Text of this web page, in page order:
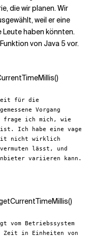
die wir planen. Wir
weil er eine
haben könnten.
von Java 5 vor.
für die
Vorgang
frage ich mich, wie
ist. Ich habe eine vage
nicht wirklich
lässt, und
variieren kann.
vom Betriebssystem
Zeit in Einheiten von